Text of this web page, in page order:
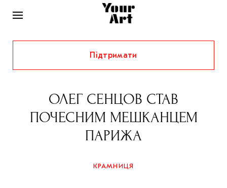
НОВИНИ
ІНТЕРВ’Ю
ХУДОЖНИКИ
КУРАТОРИ
РІДНИЙ КРАЙ
ФЕСТИВАЛІ
СТАТТІ
Підтримати
ОЛЕГ СЕНЦОВ СТАВ
ПОЧЕСНИМ МЕШКАНЦЕМ
ПАРИЖА
КРАМНИЦЯ